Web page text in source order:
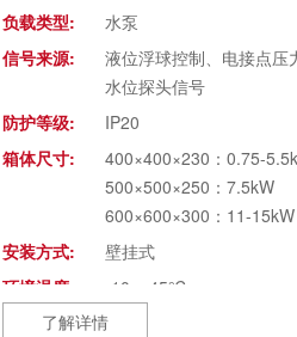
负载类型:
水泵
信号来源:
液位浮球控制、电接点压
水位探头信号
防护等级:
IP20
箱体尺寸:
400×400×230：0.75-
500×500×250：7.5kW
600×600×300：11-15kW
安装方式:
壁挂式
环境温度:
-10~+45℃
环境湿度:
20~90%RH，无水珠凝结
了解详情